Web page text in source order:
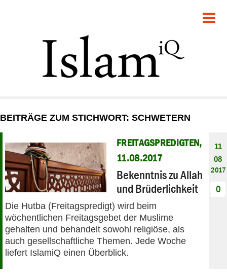
GESELLSCHAFT
STARTSEITE
DEBATTE
PANORAMA
BEITRÄGE ZUM STICHWORT: SCHWETERN
FREITAGSPREDIGTEN,
11.08.2017
Bekenntnis zu Allah
und Brüderlichkeit
Die Hutba (Freitagspredigt) wird beim
wöchentlichen Freitagsgebet der Muslime
gehalten und behandelt sowohl religiöse, als
auch gesellschaftliche Themen. Jede Woche
liefert IslamiQ einen Überblick.
11
08
2017
0